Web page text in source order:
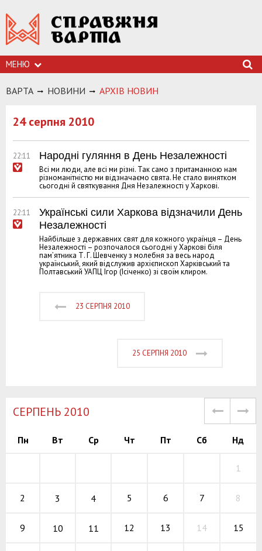
МЕНЮ
ВАРТА НОВИНИ АРХIВ НОВИН
24 серпня 2010
22:11 Народні гуляння в День Незалежності
Всі ми люди, але всі ми різні. Так само з притаманною нам
різноманітністю ми відзначаємо свята. Не стало винятком
сьогодні й святкування Дня Незалежності у Харкові.
22:11
Українські сили Харкова відзначили День
Незалежності
Найбільше з державних свят для кожного українця – День
Незалежності – розпочалося сьогодні у Харкові біля
пам’ятника Т. Г. Шевченку з молебня за весь народ
український, який відслужив архієпископ Харківський та
Полтавський УАПЦ Ігор (Ісіченко) зі своїм клиром.
23 СЕРПНЯ 2010
25 СЕРПНЯ 2010
СЕРПЕНЬ 2010
Пн Вт Ср Чт Пт Сб Нд
1
2 3 4 5 6 7 8
9 10 11 12 13 14 15